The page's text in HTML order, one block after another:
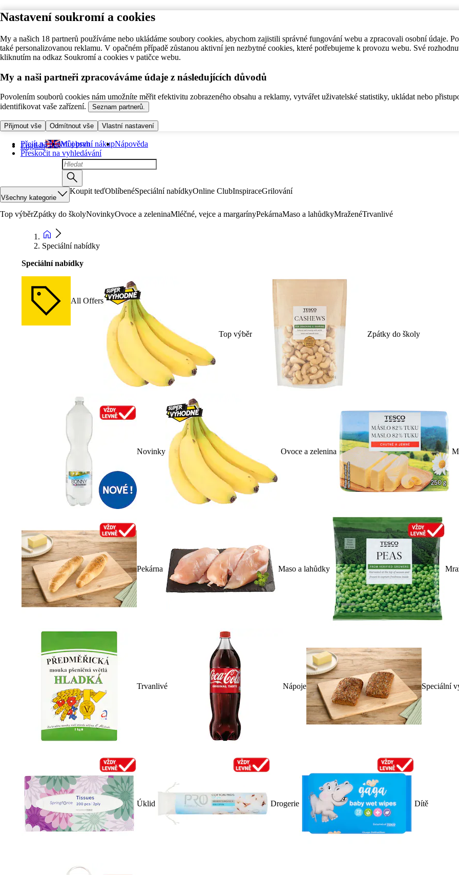
Nastavení soukromí a cookies
My a našich 18 partnerů používáme nebo ukládáme soubory cookies, abychom zajistili správné fungování webu a zpracovali osobní údaje.
také personalizovanou reklamu. V opačném případě zůstanou aktivní jen nezbytné cookies, které potřebujeme k provozu webu. Své
kliknutím na odkaz Soukromí a cookies v patičce webu.
My a naši partneři zpracováváme údaje z následujících důvodů
Povolením souborů cookies nám umožníte měřit efektivitu zobrazeného obsahu a reklamy, vytvářet uživatelské statistiky, ukládat nebo
identifikovat vaše zařízení.
Seznam partnerů.
Přijmout vše Odmítnout vše Vlastní nastavení
Přejít na hlavní obsah
Přeskočit na vyhledávání
English Můj první nákupNápověda
Všechny kategorie
Koupit teďOblíbenéSpeciální nabídkyOnline ClubInspiraceGrilování
Top výběrZpátky do školyNovinkyOvoce a zeleninaMléčné, vejce a margarínyPekárnaMaso a lahůdkyMraženéTrvanlivé
Speciální nabídky
Speciální nabídky
All Offers
Top výběr Zpátky do školy
Novinky Ovoce a zelenina
Pekárna Maso a lahůdky
Trvanlivé Nápoje Speciální
Úklid Drogerie Dítě